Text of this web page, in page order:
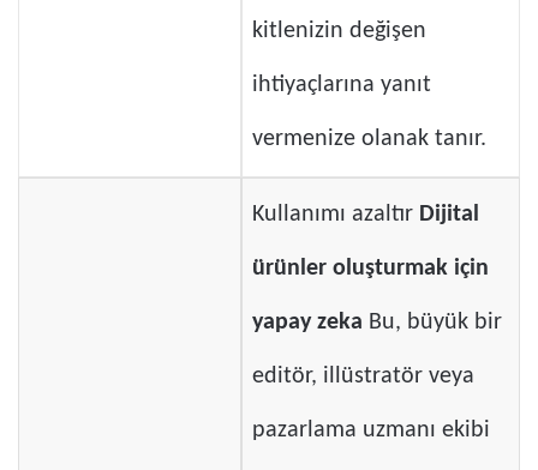
kitlenizin değişen
ihtiyaçlarına yanıt
vermenize olanak tanır.
Kullanımı azaltır Dijital
ürünler oluşturmak için
yapay zeka Bu, büyük bir
editör, illüstratör veya
pazarlama uzmanı ekibi